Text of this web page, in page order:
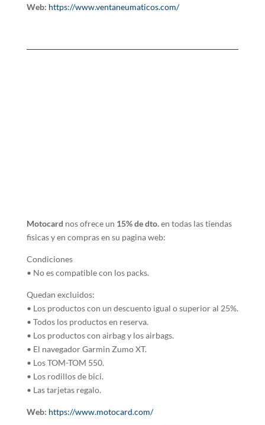
Web: https://www.ventaneumaticos.com/
Motocard nos ofrece un 15% de dto.en todas las tiendas
fisicas y en compras en su pagina web:
Condiciones
• No es compatible con los packs.
Quedan excluidos:
• Los productos con un descuento igual o superior al 25%.
• Todos los productos en reserva.
• Los productos con airbag y los airbags.
• El navegador Garmin Zumo XT.
• Los TOM-TOM 550.
• Los rodillos de bici.
• Las tarjetas regalo.
Web: https://www.motocard.com/